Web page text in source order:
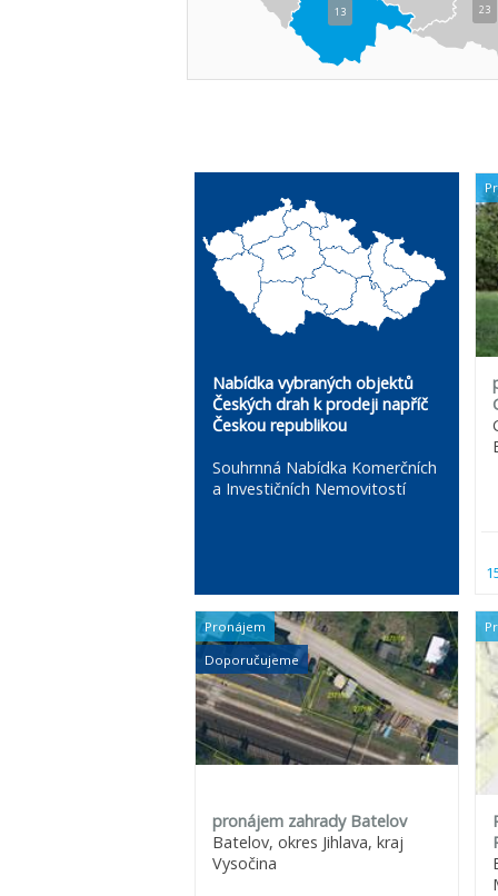
23
13
Nabídka vybraných objektů
Českých drah k prodeji napříč
Českou republikou
Souhrnná Nabídka Komerčních
a Investičních Nemovitostí
Pronájem
Doporučujeme
pronájem zahrady Batelov
Batelov, okres Jihlava, kraj
Vysočina